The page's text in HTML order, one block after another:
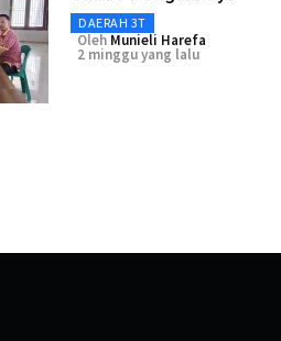
DAERAH 3T
Oleh Munieli Harefa
2 minggu yang lalu